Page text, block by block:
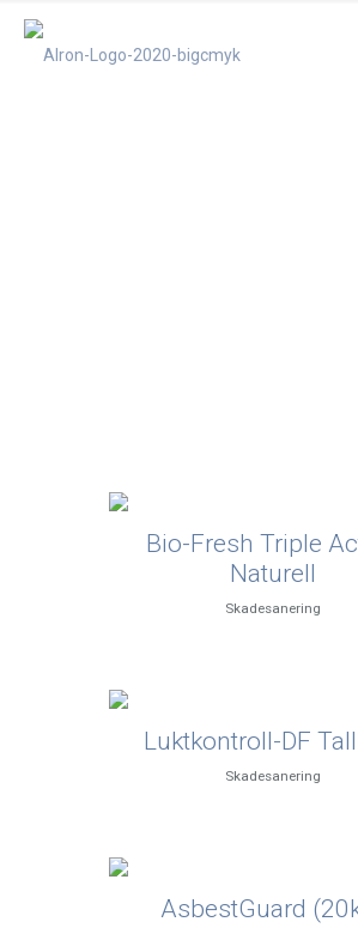
Bio-Fresh Triple
Naturell
Skadesanering
Luktkontroll-DF
Skadesanering
AsbestGuard